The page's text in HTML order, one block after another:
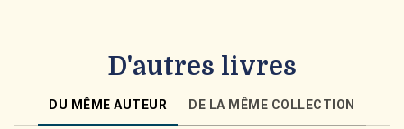
D'autres livres
DU MÊME AUTEUR DE LA MÊME COLLECTION